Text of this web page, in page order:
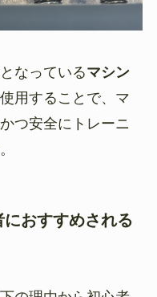
なっているマシン
用することで、マ
つ安全にトレーニ
おすすめされる